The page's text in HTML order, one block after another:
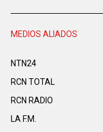
MEDIOS ALIADOS
NTN24
RCN TOTAL
RCN RADIO
LA F.M.